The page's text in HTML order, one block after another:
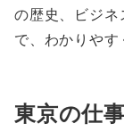
の歴史、ビジネ
で、わかりやす
東京の仕